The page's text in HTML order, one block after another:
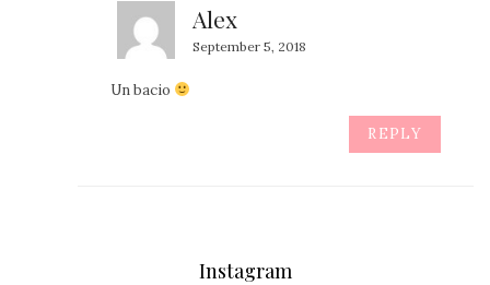
Alex
September 5, 2018
Un bacio
REPLY
Instagram